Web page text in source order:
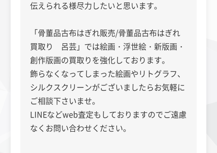
伝えられる様尽力したいと思います。
「骨董品古布はぎれ販売/骨董品古布はぎれ
買取り 呂芸」では絵画・浮世絵・新版画・
創作版画の買取りを強化しております。
飾らなくなってしまった絵画やリトグラフ、
シルクスクリーンがございましたらお気軽に
ご相談下さいませ。
LINEなどweb査定もしておりますのでご遠慮
なくお問い合わせください。